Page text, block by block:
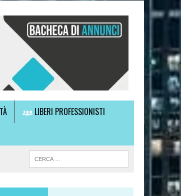
LIBERI PROFESSIONISTI